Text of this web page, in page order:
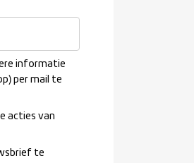
informatie
per mail te
acties van
te